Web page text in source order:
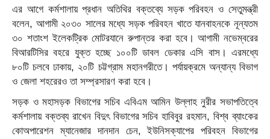
এর আগে কর্মশালায় প্রধান অতিথির বক্তব্যে সড়ক পরিবহন ও সেতুমন্ত্রী
বলেন, আগামী ২০৩০ সালের মধ্যে সড়ক পরিবহন খাতে যানবাহনকে নূন্যতম
৩০ শতাংশ ইলেকট্রিক মোটরযানে রুপান্তর করা হবে। আগামী নভেম্বরের
বিআরটিসির বহরে যুক্ত হচ্ছে ১০০টি ডাবল ডেকার এসি বাস। এরমধ্যে
৮০টি চলবে ঢাকায়, ২০টি চট্টগ্রাম মহানগরীতে। পর্যায়ক্রমে অন্যান্য বিভাগ
ও জেলা শহরেরও তা সম্প্রসারণ করা হবে।
সড়ক ও মহাসড়ক বিভাগের সচিব এবিএম আমিন উল্লাহ নুরীর সভাপতিত্বে
কর্মশালায় বক্তব্য রাখেন বিদুৎ বিভাগের সচিব হাবিবুর রহমান, বিশ্ব ব্যাংকের
কোঅপারেশন ম্যানেজার দানদান চেন, ইউনিসক্যাপের পরিবহন বিভাগের